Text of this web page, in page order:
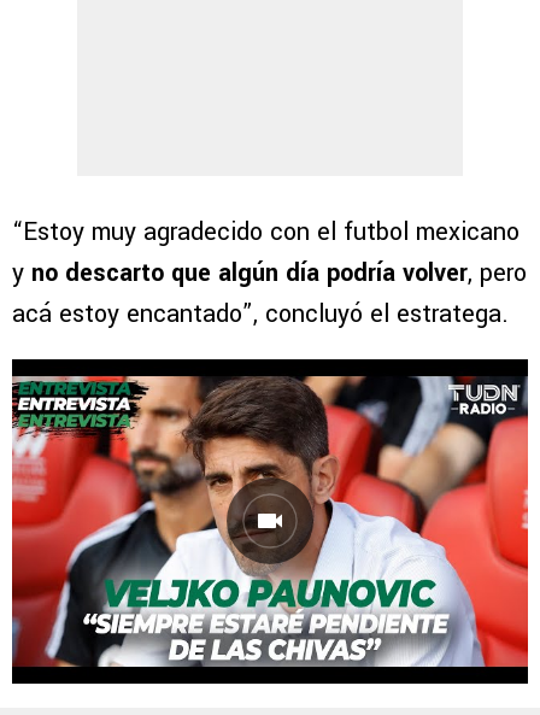
“Estoy muy agradecido con el futbol mexicano
y no descarto que algún día podría volver, pero
acá estoy encantado”, concluyó el estratega.